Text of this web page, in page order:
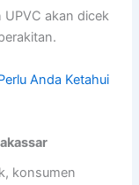
akan dicek
Anda Ketahui
konsumen